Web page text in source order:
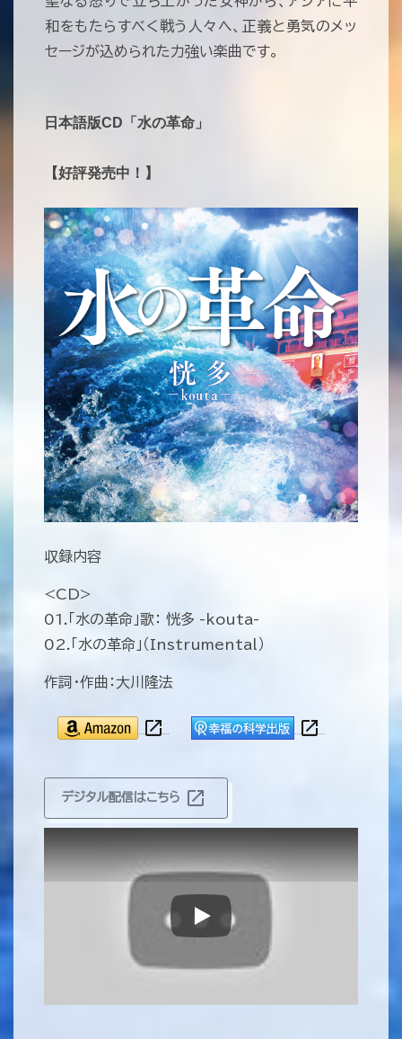
和をもたらすべく戦う人々へ、正義と勇気のメッ
セージが込められた力強い楽曲です。
日本語版CD「水の革命」
【好評発売中！】
収録内容
<CD>
01.「水の革命」歌： 恍多 -kouta-
02.「水の革命」（Instrumental）
作詞・作曲：大川隆法
open_in_new open_in_new
デジタル配信はこちら open_in_new
Play